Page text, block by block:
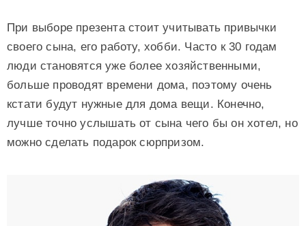
При выборе презента стоит учитывать привычки
своего сына, его работу, хобби. Часто к 30 годам
люди становятся уже более хозяйственными,
больше проводят времени дома, поэтому очень
кстати будут нужные для дома вещи. Конечно,
лучше точно услышать от сына чего бы он хотел, но
можно сделать подарок сюрпризом.